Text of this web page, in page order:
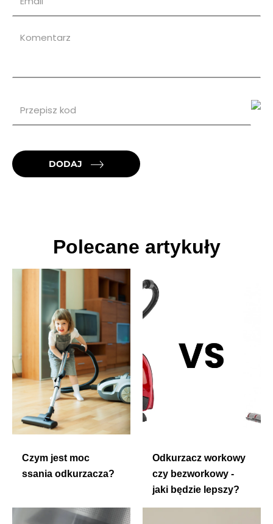
DODAJ
Polecane artykuły
Czym jest moc
ssania odkurzacza?
Odkurzacz workowy
czy bezworkowy -
jaki będzie lepszy?